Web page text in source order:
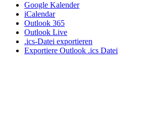
Google Kalender
iCalendar
Outlook 365
Outlook Live
.ics-Datei exportieren
Exportiere Outlook .ics Datei